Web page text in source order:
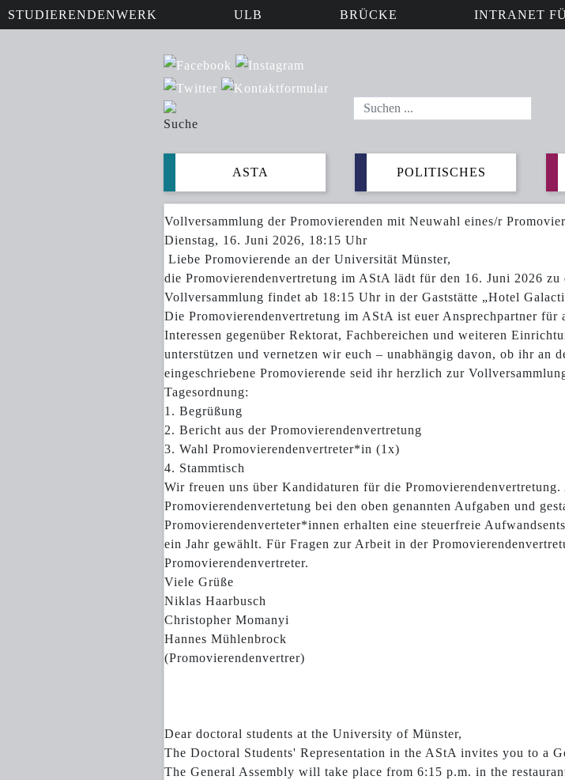
STUDIERENDENWERK ULB BRÜCKE INTRANET
ASTA POLITISCHES
Vollversammlung der Promovierenden mit Neuwahl eines/r
Dienstag, 16. Juni 2026, 18:15 Uhr
Liebe Promovierende an der Universität Münster,
die Promovierendenvertretung im AStA lädt für den 16. Juni 2026
Vollversammlung findet ab 18:15 Uhr in der Gaststätte „Hotel
Die Promovierendenvertretung im AStA ist euer Ansprechpartner für
Interessen gegenüber Rektorat, Fachbereichen und weiteren
unterstützen und vernetzen wir euch – unabhängig davon, ob ihr an
eingeschriebene Promovierende seid ihr herzlich zur
Tagesordnung:
1. Begrüßung
2. Bericht aus der Promovierendenvertretung
3. Wahl Promovierendenvertreter*in (1x)
4. Stammtisch
Wir freuen uns über Kandidaturen für die
Promovierendenvertetung bei den oben genannten Aufgaben und
Promovierendenverteter*innen erhalten eine steuerfreie
ein Jahr gewählt. Für Fragen zur Arbeit in der
Promovierendenvertreter.
Viele Grüße
Niklas Haarbusch
Christopher Momanyi
Hannes Mühlenbrock
(Promovierendenvertrer)
Dear doctoral students at the University of Münster,
The Doctoral Students' Representation in the AStA invites you to a
The General Assembly will take place from 6:15 p.m. in the